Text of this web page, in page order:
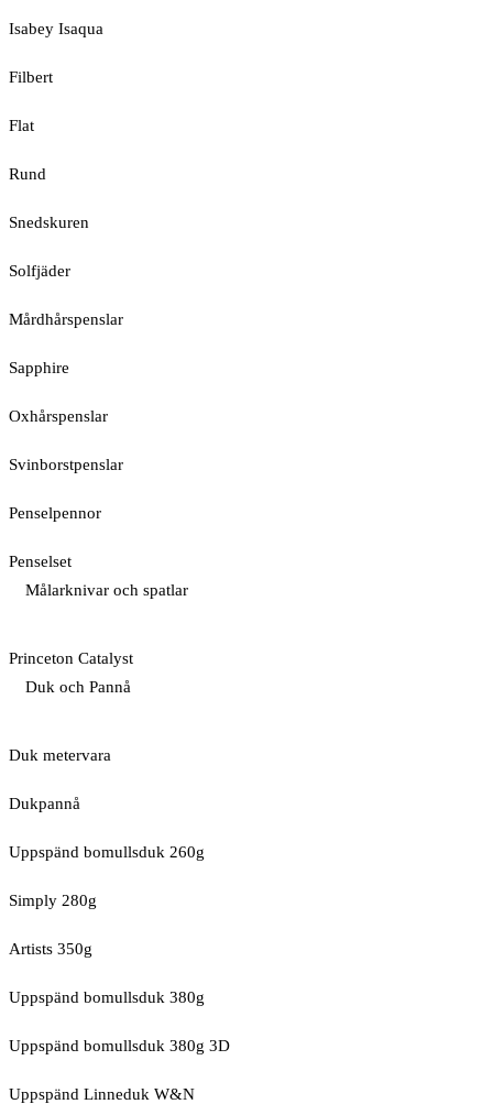
Isabey Isaqua
Filbert
Flat
Rund
Snedskuren
Solfjäder
Mårdhårspenslar
Sapphire
Oxhårspenslar
Svinborstpenslar
Penselpennor
Penselset
Målarknivar och spatlar
Princeton Catalyst
Duk och Pannå
Duk metervara
Dukpannå
Uppspänd bomullsduk 260g
Simply 280g
Artists 350g
Uppspänd bomullsduk 380g
Uppspänd bomullsduk 380g 3D
Uppspänd Linneduk W&N